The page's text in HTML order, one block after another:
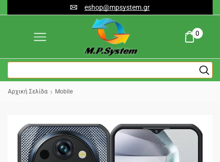
eshop@mpsystem.gr
0
Αρχική Σελίδα Mobile